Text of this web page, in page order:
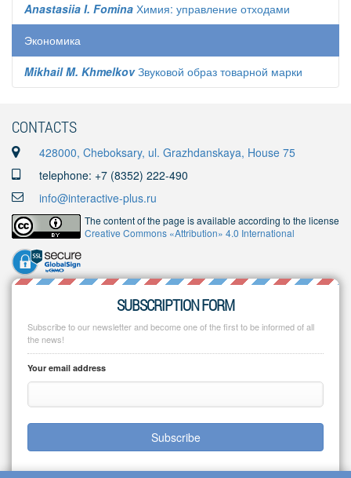
Anastasiia I. Fomina Химия: управление отходами
Экономика
Mikhail M. KhmelkovЗвуковой образ товарной марки
CONTACTS
428000, Cheboksary, ul. Grazhdanskaya, House 75
telephone: +7 (8352) 222-490
info@interactive-plus.ru
The content of the page is available according to the license
Creative Commons «Attribution» 4.0 International
SUBSCRIPTION FORM
Subscribe to our newsletter and become one of the first to be informed of all
the news!
Your email address
Subscribe